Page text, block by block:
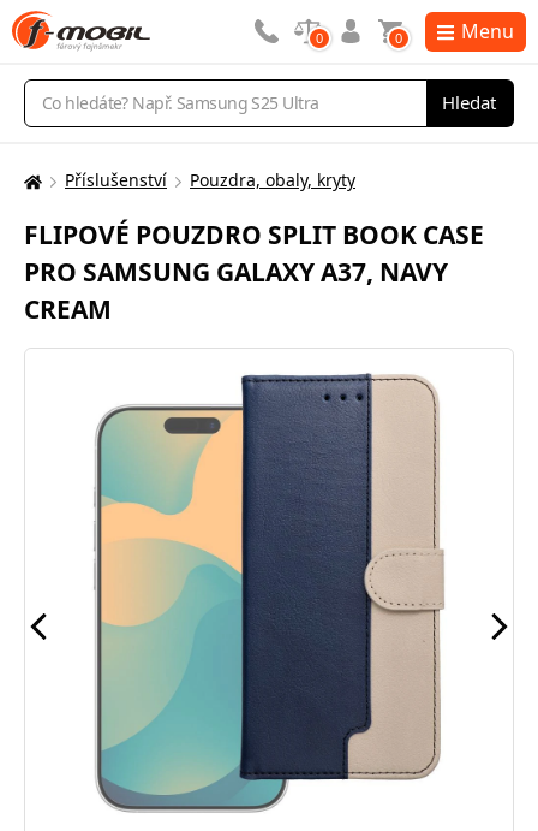
Vyhledávání
Hledat
0 0 Menu
Zde
nacházíte:
Příslušenství Pouzdra, obaly, kryty
FLIPOVÉ POUZDRO SPLIT BOOK CASE
PRO SAMSUNG GALAXY A37, NAVY
CREAM